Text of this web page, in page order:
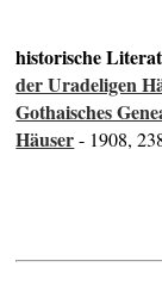
historische
der Uradeligen
Gothaisches
Häuser- 1908,